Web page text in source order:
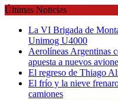
Skip
content
Últimas Noticias
La VI Brigada de
Unimog U4000
Aerolíneas Argentinas
apuesta a nuevos
El regreso de Thiago
El frío y la nieve
camiones